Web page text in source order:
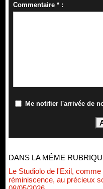
Commentaire * :
Me notifier l'arrivée de
DANS LA MÊME
Le Studiolo de l'Exil,
réminiscence, au précieux